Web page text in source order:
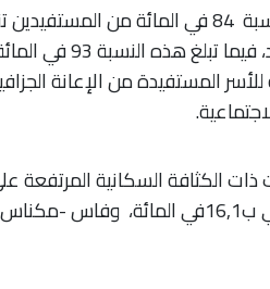
يتجلى ذلك ،حسب المصدر ذاته، في أن نسبة 84
التي تعاني الفقر أو
بالنسبة للأسر المستفيدة من الإعانة
ذات الكثافة السكانية